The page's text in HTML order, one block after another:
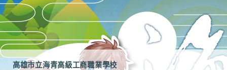
高雄市立海青高級工商職業學校